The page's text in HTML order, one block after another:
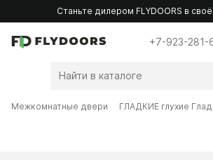
Станьте дилером FLYDOORS в
+7-923-281-
Межкомнатные двери ГЛАДКИЕ глухие